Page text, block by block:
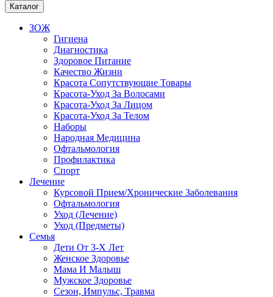
Каталог
ЗОЖ
Гигиена
Диагностика
Здоровое Питание
Качество Жизни
Красота Сопутствующие Товары
Красота-Уход За Волосами
Красота-Уход За Лицом
Красота-Уход За Телом
Наборы
Народная Медицина
Офтальмология
Профилактика
Спорт
Лечение
Курсовой Прием/Хронические Заболевания
Офтальмология
Уход (Лечение)
Уход (Предметы)
Семья
Дети От 3-Х Лет
Женское Здоровье
Мама И Малыш
Мужское Здоровье
Сезон, Импульс, Травма